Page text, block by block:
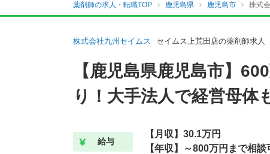
薬剤師の求人・転職TOP 鹿児島県 鹿児島市 株式
株式会社九州セイムス セイムス上荒田店の薬剤師求人
【鹿児島県鹿児島市】
り！大手法人で経営母体
給与
【月収】30.1万円
【年収】～800万円まで相談